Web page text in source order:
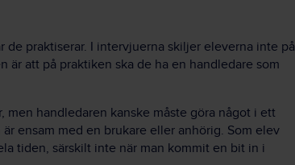
de praktiserar. I intervjuerna skiljer eleverna inte på
att på praktiken ska de ha en handledare som
men handledaren kanske måste göra något i ett
ensam med en brukare eller anhörig. Som elev
tiden, särskilt inte när man kommit en bit in i